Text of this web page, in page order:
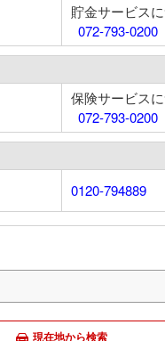
貯金サービス
072-793-0200
保険サービスに
072-793-0200
0120-794889
現在地から検索